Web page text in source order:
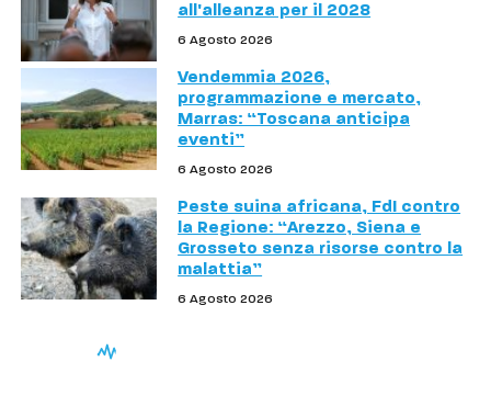
all'alleanza per il 2028
6 Agosto 2026
Vendemmia 2026,
programmazione e mercato,
Marras: “Toscana anticipa
eventi”
6 Agosto 2026
Peste suina africana, FdI contro
la Regione: “Arezzo, Siena e
Grosseto senza risorse contro la
malattia”
6 Agosto 2026